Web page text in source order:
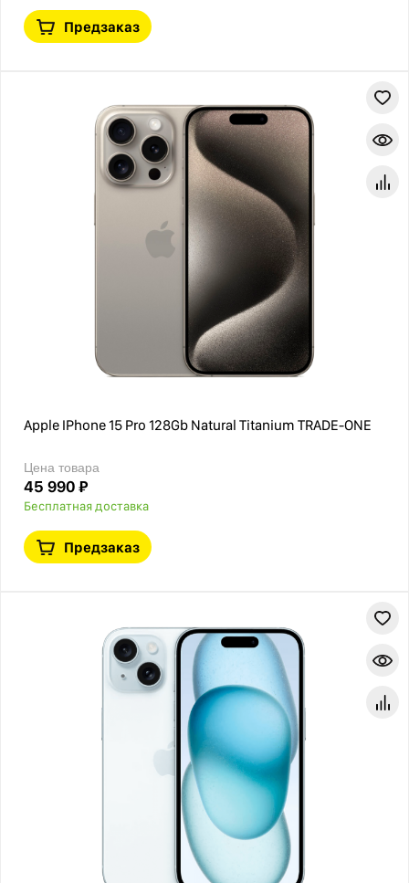
Предзаказ
Apple IPhone 15 Pro 128Gb Natural Titanium TRADE-ONE
Цена товара
45 990 ₽
Бесплатная доставка
Предзаказ